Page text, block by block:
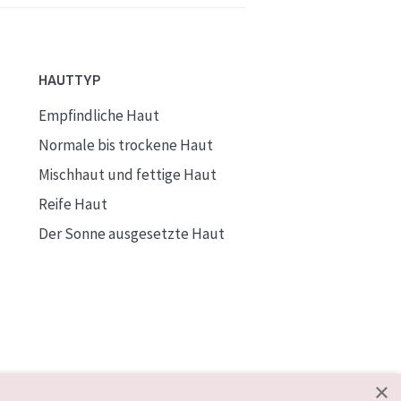
HAUTTYP
Empfindliche Haut
Normale bis trockene Haut
Mischhaut und fettige Haut
Reife Haut
Der Sonne ausgesetzte Haut
×